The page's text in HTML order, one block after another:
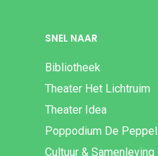
SNEL NAAR
Bibliotheek
Theater Het Lichtruim
Theater Idea
Poppodium De Peppel
Cultuur & Samenleving